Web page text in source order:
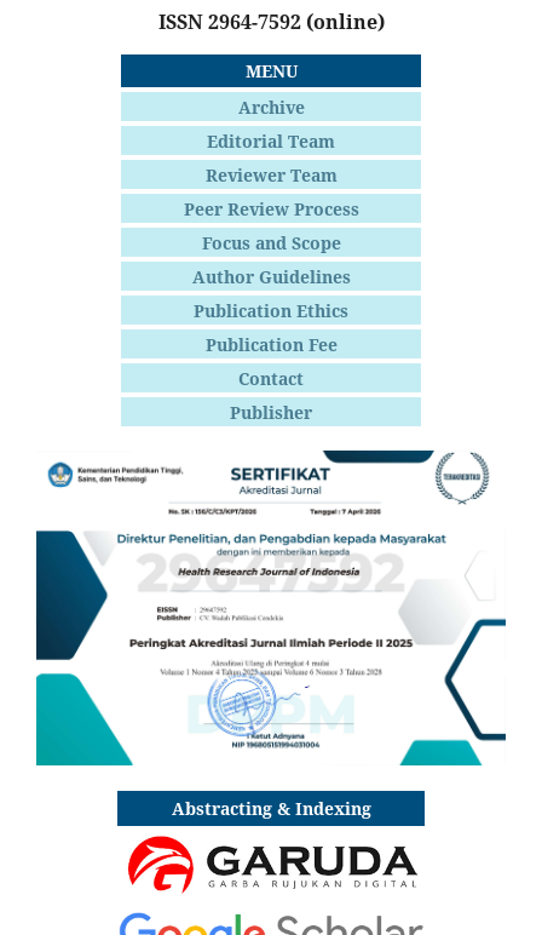
ISSN 2964-7592(online)
MENU
Archive
Editorial Team
Reviewer Team
Peer Review Process
Focus and Scope
Author Guidelines
Publication Ethics
Publication Fee
Contact
Publisher
Abstracting & Indexing